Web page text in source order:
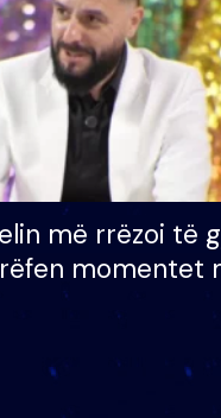
më rrëzoi të
momentet
e BB VIP: